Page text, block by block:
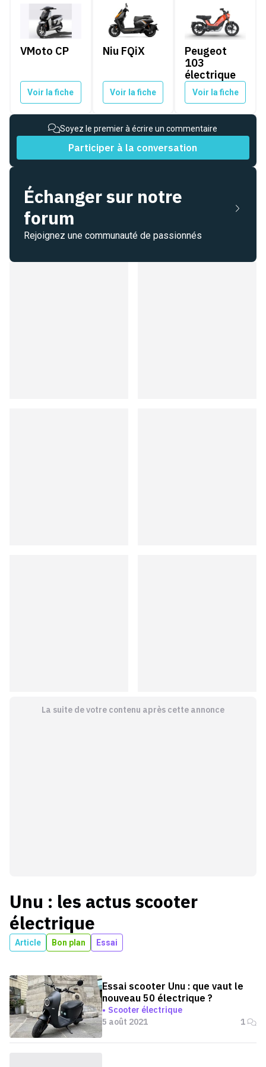
VMoto CP
VMoto CP
Voir la fiche
Niu FQiX
Niu FQiX
Voir la fiche
Peugeot
103
électrique
Voir la fiche
Soyez le premier à écrire un commentaire
Participer à la conversation
Échanger sur notre
forum
Rejoignez une communauté de passionnés
La suite de votre contenu après cette annonce
Unu : les actus scooter
électrique
Article Bon plan Essai
Essai scooter Unu : que vaut le
nouveau 50 électrique ?
Scooter électrique
5 août 2021
1